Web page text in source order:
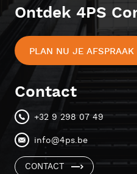
Ontdek 4PS
PLAN NU JE AFSPRAAK
Contact
+32 9 298 07 49
info@4ps.be
CONTACT